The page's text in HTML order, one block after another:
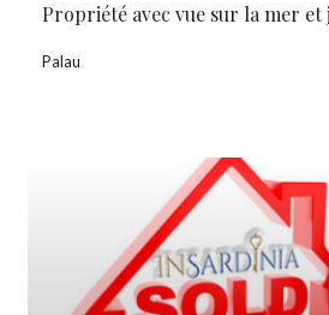
Propriété avec vue sur la mer
Palau